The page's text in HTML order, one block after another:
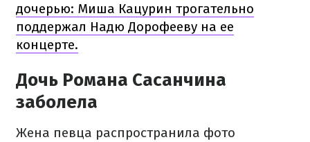
дочерью: Миша Кацурин трогательно
поддержал Надю Дорофееву на ее
концерте.
Дочь Романа Сасанчина
заболела
Жена певца распространила фото